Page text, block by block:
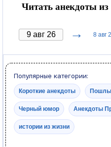
Читать анекдоты
→ 8 авг
Популярные категории:
Короткие анекдоты
Черный юмор Анекдоты
истории из жизни